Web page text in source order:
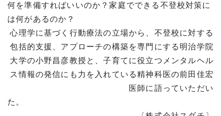
何を準備すればいいのか？家庭でできる不登校対策に
は何があるのか？
心理学に基づく行動療法の立場から、不登校に対する
包括的支援、アプローチの構築を専門にする明治学院
大学の小野昌彦教授と、子育てに役立つメンタルヘル
ス情報の発信にも力を入れている精神科医の前田佳宏
医師に語っていただい
た